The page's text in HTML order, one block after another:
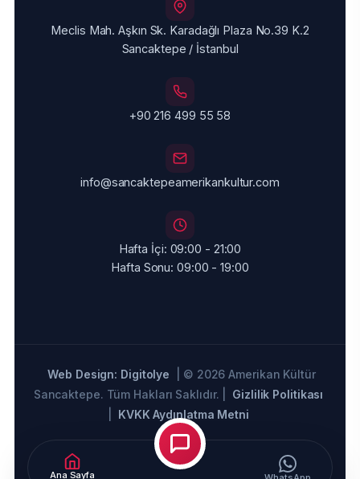
Ana Sayfa
Meclis Mah. Aşkın Sk. Karadağlı Plaza No.39 K.2
Sancaktepe / İstanbul
+90 216 499 55 58
info@sancaktepeamerikankultur.com
Hafta İçi: 09:00 - 21:00
Hafta Sonu: 09:00 - 19:00
Web Design: Digitolye
| © 2026 Amerikan Kültür
Sancaktepe. Tüm Hakları Saklıdır. |
Gizlilik Politikası
KVKK Aydınlatma Metni